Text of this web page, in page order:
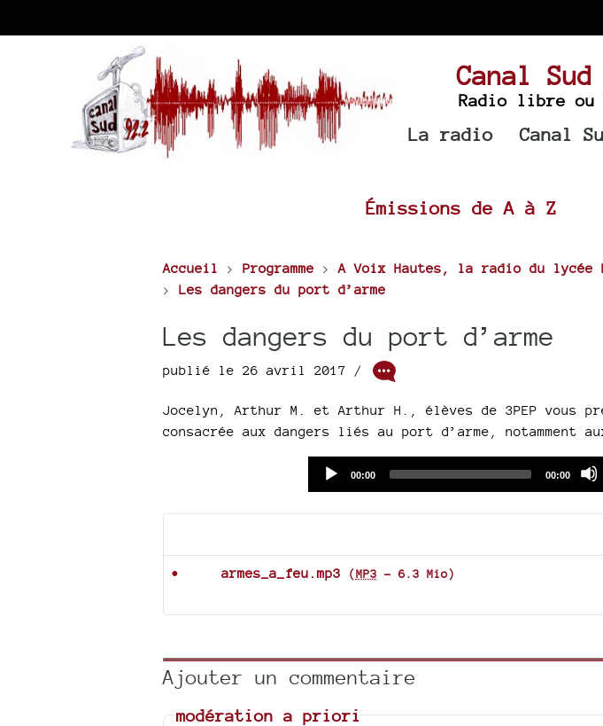
Canal Sud
Radio libre ou
La radio Canal
Émissions de A à Z
Accueil > Programme > A Voix Hautes, la radio du lycée
> Les dangers du port d’arme
Les dangers du port d’arme
publié le 26 avril 2017 /
Jocelyn, Arthur M. et Arthur H., élèves de 3PEP vous
consacrée aux dangers liés au port d’arme, notamment
Current
00:00
Total
00:00
armes_a_feu.mp3 (MP3 - 6.3 Mio)
Ajouter un commentaire
modération a priori